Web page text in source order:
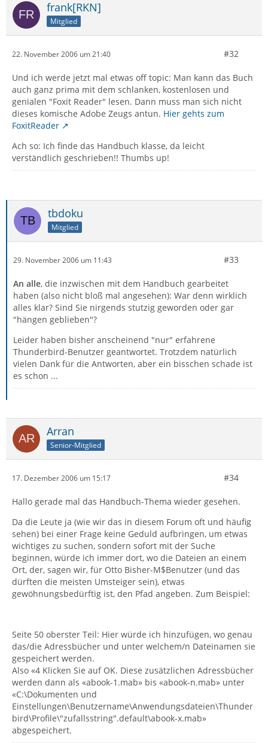
frank[RKN]
Mitglied
22. November 2006 um 21:40 #32
Und ich werde jetzt mal etwas off topic: Man kann das Buch
auch ganz prima mit dem schlanken, kostenlosen und
genialen "Foxit Reader" lesen. Dann muss man sich nicht
dieses komische Adobe Zeugs antun. Hier gehts zum
FoxitReader
Ach so: Ich finde das Handbuch klasse, da leicht
verständlich geschrieben!! Thumbs up!
tbdoku
Mitglied
29. November 2006 um 11:43 #33
An alle, die inzwischen mit dem Handbuch gearbeitet
haben (also nicht bloß mal angesehen): War denn wirklich
alles klar? Sind Sie nirgends stutzig geworden oder gar
"hängen geblieben"?
Leider haben bisher anscheinend "nur" erfahrene
Thunderbird-Benutzer geantwortet. Trotzdem natürlich
vielen Dank für die Antworten, aber ein bisschen schade ist
es schon ...
Arran
Senior-Mitglied
17. Dezember 2006 um 15:17 #34
Hallo gerade mal das Handbuch-Thema wieder gesehen.
Da die Leute ja (wie wir das in diesem Forum oft und häufig
sehen) bei einer Frage keine Geduld aufbringen, um etwas
wichtiges zu suchen, sondern sofort mit der Suche
beginnen, würde ich immer dort, wo die Dateien an einem
Ort, der, sagen wir, für Otto Bisher-M$Benutzer (und das
dürften die meisten Umsteiger sein), etwas
gewöhnungsbedürftig ist, den Pfad angeben. Zum Beispiel:
Seite 50 oberster Teil: Hier würde ich hinzufügen, wo genau
das/die Adressbücher und unter welchem/n Dateinamen sie
gespeichert werden.
Also «4 Klicken Sie auf OK. Diese zusätzlichen Adressbücher
werden dann als «abook-1.mab» bis «abook-n.mab» unter
«C:\Dokumenten und
Einstellungen\Benutzername\Anwendungsdateien\Thunder
bird\Profile\"zufallsstring".default\abook-x.mab»
abgespeichert.